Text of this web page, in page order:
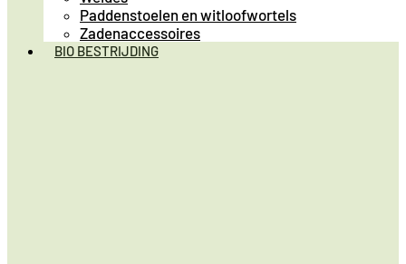
Paddenstoelen en witloofwortels
Zadenaccessoires
BIO BESTRIJDING